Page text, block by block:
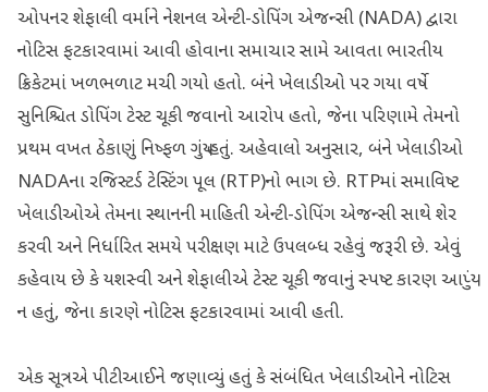
ઓપનર શેફાલી વર્માને નેશનલ એન્ટી-ડોપિંગ એજન્સી (NADA) દ્વારા
નોટિસ ફટકારવામાં આવી હોવાના સમાચાર સામે આવતા ભારતીય
ક્રિકેટમાં ખળભળાટ મચી ગયો હતો. બંને ખેલાડીઓ પર ગયા વર્ષે
સુનિશ્ચિત ડોપિંગ ટેસ્ટ ચૂકી જવાનો આરોપ હતો, જેના પરિણામે તેમનો
પ્રથમ વખત ઠેકાણું નિષ્ફળ ગયું હતું. અહેવાલો અનુસાર, બંને ખેલાડીઓ
NADAના રજિસ્ટર્ડ ટેસ્ટિંગ પૂલ (RTP)નો ભાગ છે. RTPમાં સમાવિષ્ટ
ખેલાડીઓએ તેમના સ્થાનની માહિતી એન્ટી-ડોપિંગ એજન્સી સાથે શેર
કરવી અને નિર્ધારિત સમયે પરીક્ષણ માટે ઉપલબ્ધ રહેવું જરૂરી છે. એવું
કહેવાય છે કે યશસ્વી અને શેફાલીએ ટેસ્ટ ચૂકી જવાનું સ્પષ્ટ કારણ આપ્યું
ન હતું, જેના કારણે નોટિસ ફટકારવામાં આવી હતી.
એક સૂત્રએ પીટીઆઈને જણાવ્યું હતું કે સંબંધિત ખેલાડીઓને નોટિસ